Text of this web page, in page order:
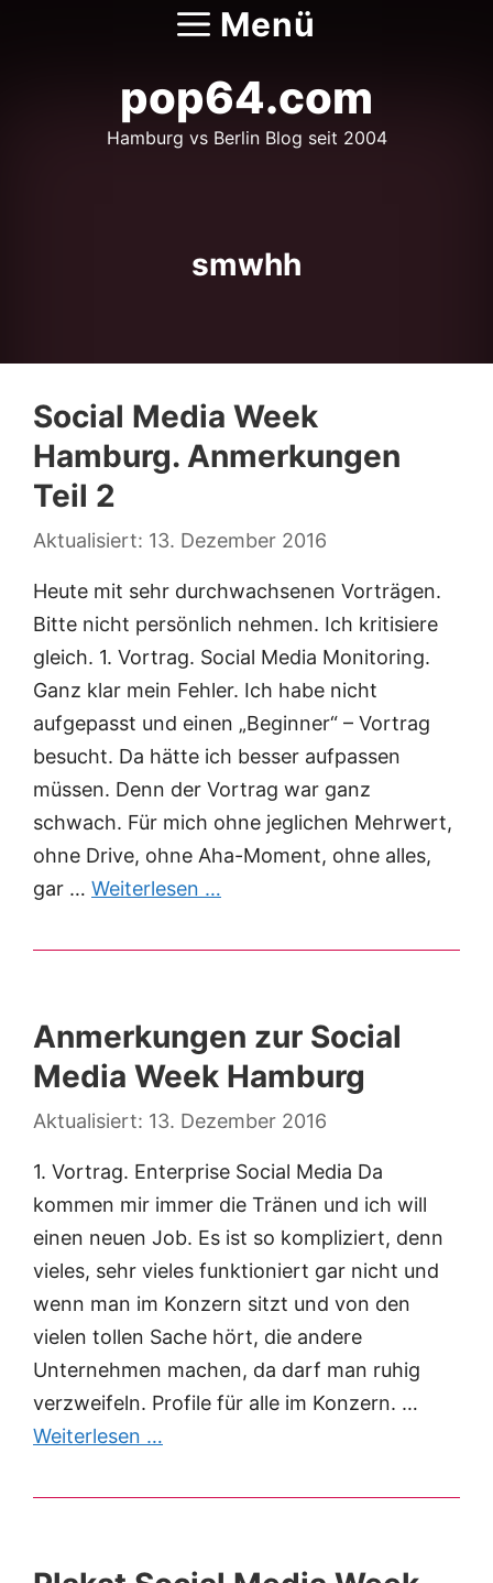
Menü
pop64.com
Hamburg vs Berlin Blog seit 2004
smwhh
Social Media Week
Hamburg. Anmerkungen
Teil 2
13. Dezember 2016
Heute mit sehr durchwachsenen Vorträgen.
Bitte nicht persönlich nehmen. Ich kritisiere
gleich. 1. Vortrag. Social Media Monitoring.
Ganz klar mein Fehler. Ich habe nicht
aufgepasst und einen „Beginner“ – Vortrag
besucht. Da hätte ich besser aufpassen
müssen. Denn der Vortrag war ganz
schwach. Für mich ohne jeglichen Mehrwert,
ohne Drive, ohne Aha-Moment, ohne alles,
gar … Weiterlesen …
Anmerkungen zur Social
Media Week Hamburg
13. Dezember 2016
1. Vortrag. Enterprise Social Media Da
kommen mir immer die Tränen und ich will
einen neuen Job. Es ist so kompliziert, denn
vieles, sehr vieles funktioniert gar nicht und
wenn man im Konzern sitzt und von den
vielen tollen Sache hört, die andere
Unternehmen machen, da darf man ruhig
verzweifeln. Profile für alle im Konzern. …
Weiterlesen …